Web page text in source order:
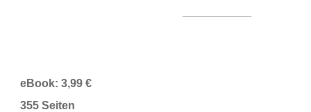
eBook: 3,99 €
355 Seiten